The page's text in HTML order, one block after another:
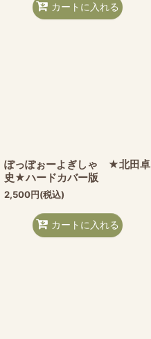
カートに入れる
ぽっぽぉーよぎしゃ ★北田卓
史★ハードカバー版
2,500円(税込)
カートに入れる